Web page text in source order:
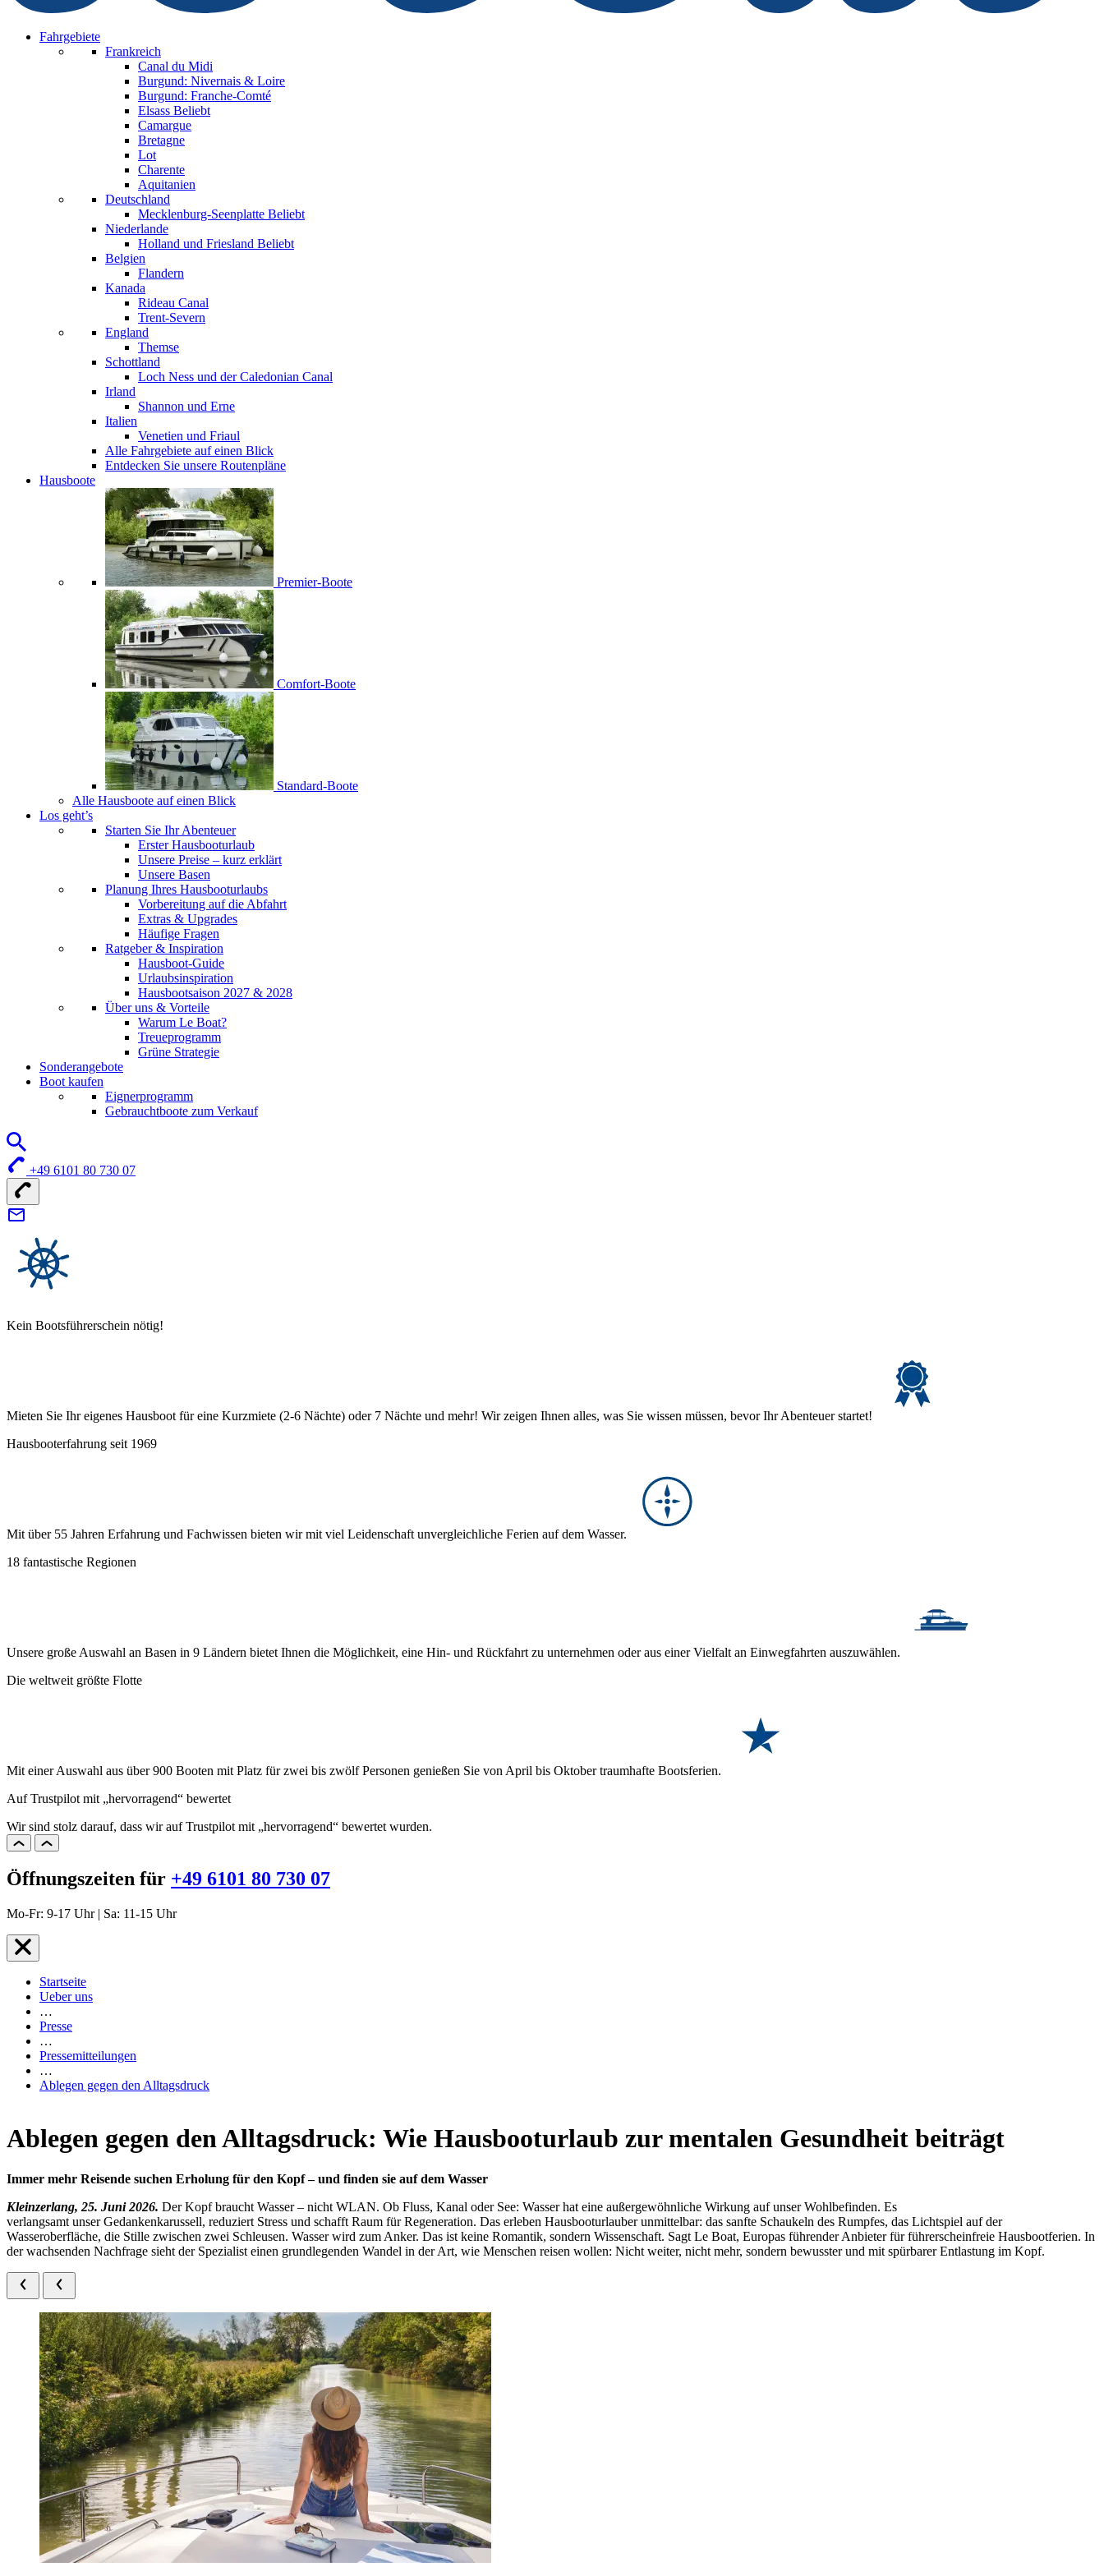
Fahrgebiete
Frankreich
Canal du Midi
Burgund: Nivernais & Loire
Burgund: Franche-Comté
Elsass Beliebt
Camargue
Bretagne
Lot
Charente
Aquitanien
Deutschland
Mecklenburg-Seenplatte Beliebt
Niederlande
Holland und Friesland Beliebt
Belgien
Flandern
Kanada
Rideau Canal
Trent-Severn
England
Themse
Schottland
Loch Ness und der Caledonian Canal
Irland
Shannon und Erne
Italien
Venetien und Friaul
Alle Fahrgebiete auf einen Blick
Entdecken Sie unsere Routenpläne
Hausboote
Premier-Boote
Comfort-Boote
Standard-Boote
Alle Hausboote auf einen Blick
Los geht’s
Starten Sie Ihr Abenteuer
Erster Hausbooturlaub
Unsere Preise – kurz erklärt
Unsere Basen
Planung Ihres Hausbooturlaubs
Vorbereitung auf die Abfahrt
Extras & Upgrades
Häufige Fragen
Ratgeber & Inspiration
Hausboot-Guide
Urlaubsinspiration
Hausbootsaison 2027 & 2028
Über uns & Vorteile
Warum Le Boat?
Treueprogramm
Grüne Strategie
Sonderangebote
Boot kaufen
Eignerprogramm
Gebrauchtboote zum Verkauf
+49 6101 80 730 07
Kein Bootsführerschein nötig!
Mieten Sie Ihr eigenes Hausboot für eine Kurzmiete (2-6 Nächte) oder 7 Nächte und mehr! Wir zeigen Ihnen alles, was Sie wissen müssen, bevor Ihr Abenteuer startet!
Hausbooterfahrung seit 1969
Mit über 55 Jahren Erfahrung und Fachwissen bieten wir mit viel Leidenschaft unvergleichliche Ferien auf dem Wasser.
18 fantastische Regionen
Unsere große Auswahl an Basen in 9 Ländern bietet Ihnen die Möglichkeit, eine Hin- und Rückfahrt zu unternehmen oder aus einer Vielfalt an Einwegfahrten auszuwählen.
Die weltweit größte Flotte
Mit einer Auswahl aus über 900 Booten mit Platz für zwei bis zwölf Personen genießen Sie von April bis Oktober traumhafte Bootsferien.
Auf Trustpilot mit „hervorragend“ bewertet
Wir sind stolz darauf, dass wir auf Trustpilot mit „hervorragend“ bewertet wurden.
Öffnungszeiten für +49 6101 80 730 07
Mo-Fr: 9-17 Uhr | Sa: 11-15 Uhr
Startseite
Ueber uns
…
Presse
…
Pressemitteilungen
…
Ablegen gegen den Alltagsdruck
Ablegen gegen den Alltagsdruck: Wie Hausbooturlaub zur mentalen Gesundheit beiträgt
Immer mehr Reisende suchen Erholung für den Kopf – und finden sie auf dem Wasser
Kleinzerlang, 25. Juni 2026. Der Kopf braucht Wasser – nicht WLAN. Ob Fluss, Kanal oder See: Wasser hat eine außergewöhnliche Wirkung auf unser Wohlbefinden. Es
verlangsamt unser Gedankenkarussell, reduziert Stress und schafft Raum für Regeneration. Das erleben Hausbooturlauber unmittelbar: das sanfte Schaukeln des Rumpfes, das Lichtspiel auf der
Wasseroberfläche, die Stille zwischen zwei Schleusen. Wasser wird zum Anker. Das ist keine Romantik, sondern Wissenschaft. Sagt Le Boat, Europas führender Anbieter für führerscheinfreie Hausbootferien. In
der wachsenden Nachfrage sieht der Spezialist einen grundlegenden Wandel in der Art, wie Menschen reisen wollen: Nicht weiter, nicht mehr, sondern bewusster und mit spürbarer Entlastung im Kopf.